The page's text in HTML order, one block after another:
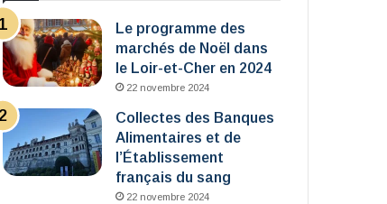
Le programme des
marchés de Noël dans
le Loir-et-Cher en 2024
22 novembre 2024
Collectes des Banques
Alimentaires et de
l’Établissement
français du sang
22 novembre 2024